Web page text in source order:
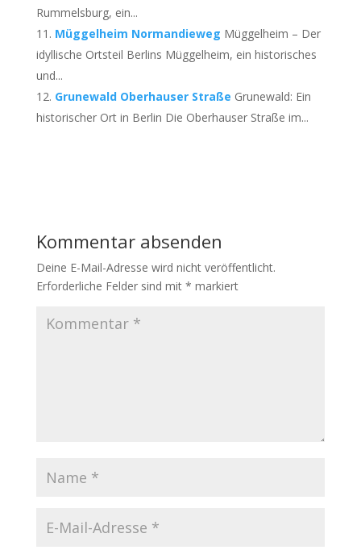
Rummelsburg, ein...
Müggelheim Normandieweg Müggelheim – Der
idyllische Ortsteil Berlins Müggelheim, ein historisches
und...
Grunewald Oberhauser Straße Grunewald: Ein
historischer Ort in Berlin Die Oberhauser Straße im...
Kommentar absenden
Deine E-Mail-Adresse wird nicht veröffentlicht.
Erforderliche Felder sind mit * markiert